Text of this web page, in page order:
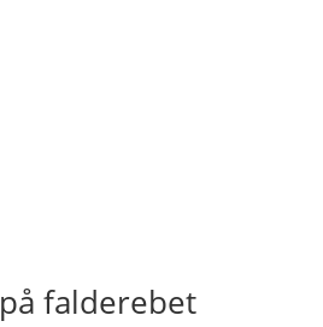
falderebet